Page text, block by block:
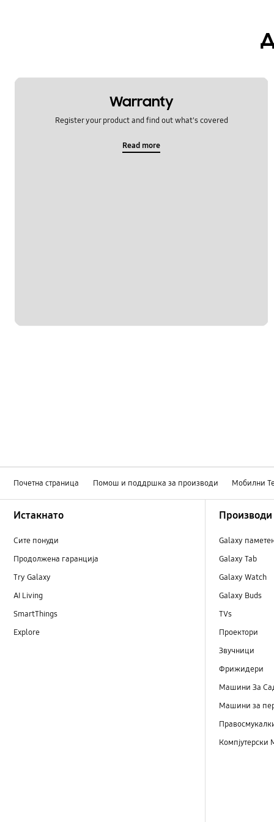
мултимедијални
Warranty
Register your product and find out what's covered
Read more
Почетна страница Помош и поддршка за производи Мобилни
Истакнато
Сите понуди
Продолжена гаранција
Try Galaxy
AI Living
SmartThings
Explore
Производи
Galaxy
Galaxy Tab
Galaxy Watch
Galaxy Buds
TVs
Проектори
Звучници
Фрижидери
Машини Зa
Машини за
Компјутерски